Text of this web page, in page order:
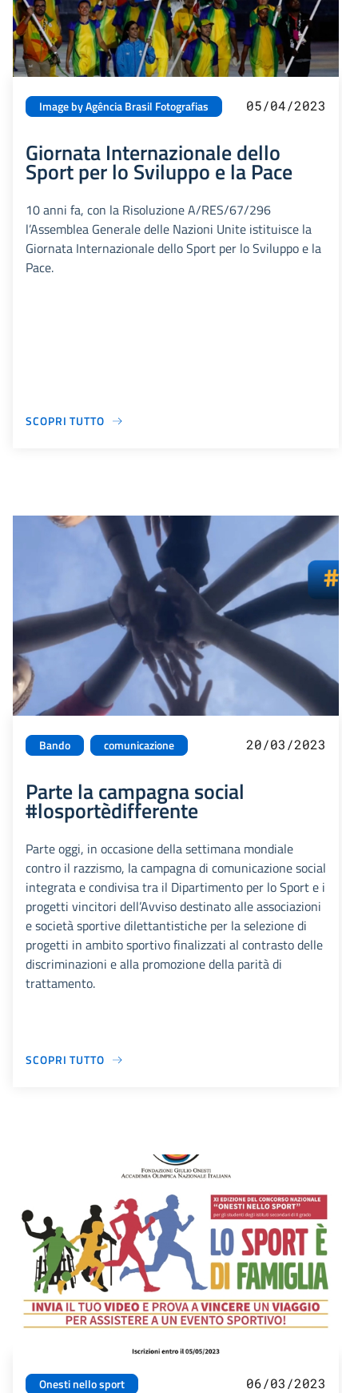
Image by Agência Brasil Fotografias 05/04/2023
Giornata Internazionale dello
Sport per lo Sviluppo e la Pace
10 anni fa, con la Risoluzione A/RES/67/296
l’Assemblea Generale delle Nazioni Unite istituisce la
Giornata Internazionale dello Sport per lo Sviluppo e la
Pace.
SCOPRI TUTTO
Bando comunicazione 20/03/2023
Parte la campagna social
#losportèdifferente
Parte oggi, in occasione della settimana mondiale
contro il razzismo, la campagna di comunicazione social
integrata e condivisa tra il Dipartimento per lo Sport e i
progetti vincitori dell’Avviso destinato alle associazioni
e società sportive dilettantistiche per la selezione di
progetti in ambito sportivo finalizzati al contrasto delle
discriminazioni e alla promozione della parità di
trattamento.
SCOPRI TUTTO
Onesti nello sport 06/03/2023